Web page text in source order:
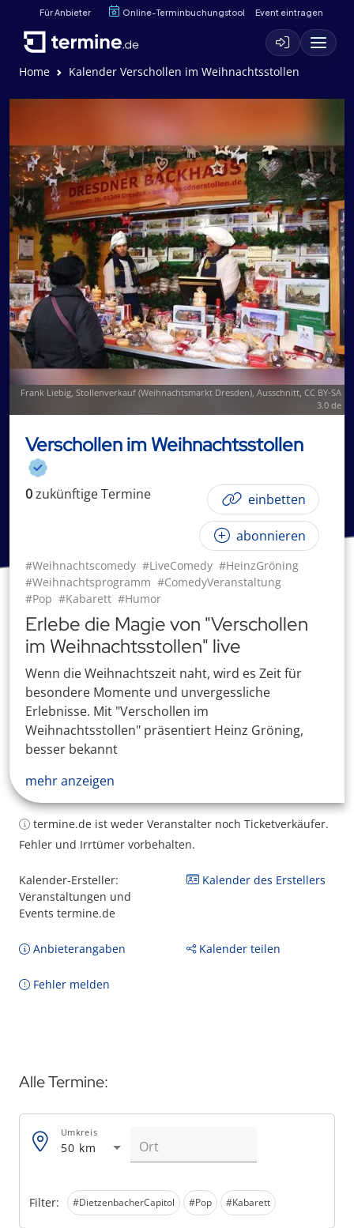
Für Anbieter Online-Terminbuchungstool Event eintragen
Home Kalender Verschollen im Weihnachtsstollen
Frank Liebig, Stollenverkauf (Weihnachtsmarkt Dresden), Ausschnitt, CC BY-SA
3.0 de
Verschollen im Weihnachtsstollen
0zukünftigeTermine einbetten
abonnieren
#Weihnachtscomedy #LiveComedy #HeinzGröning
#Weihnachtsprogramm #ComedyVeranstaltung
#Pop #Kabarett #Humor
Erlebe die Magie von "Verschollen
im Weihnachtsstollen" live
Wenn die Weihnachtszeit naht, wird es Zeit für
besondere Momente und unvergessliche
Erlebnisse. Mit "Verschollen im
Weihnachtsstollen" präsentiert Heinz Gröning,
besser bekannt
mehr anzeigen
termine.de ist weder Veranstalter noch Ticketverkäufer.
Fehler und Irrtümer vorbehalten.
Kalender-Ersteller:
Veranstaltungen und
Events termine.de
Kalender des Erstellers
Anbieterangaben Kalender teilen
Fehler melden
Alle Termine:
Filter: #DietzenbacherCapitol #Pop #Kabarett
50 km
Umkreis